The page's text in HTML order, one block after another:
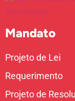
Mandato
Projeto de Lei
Requerimento
Projeto de